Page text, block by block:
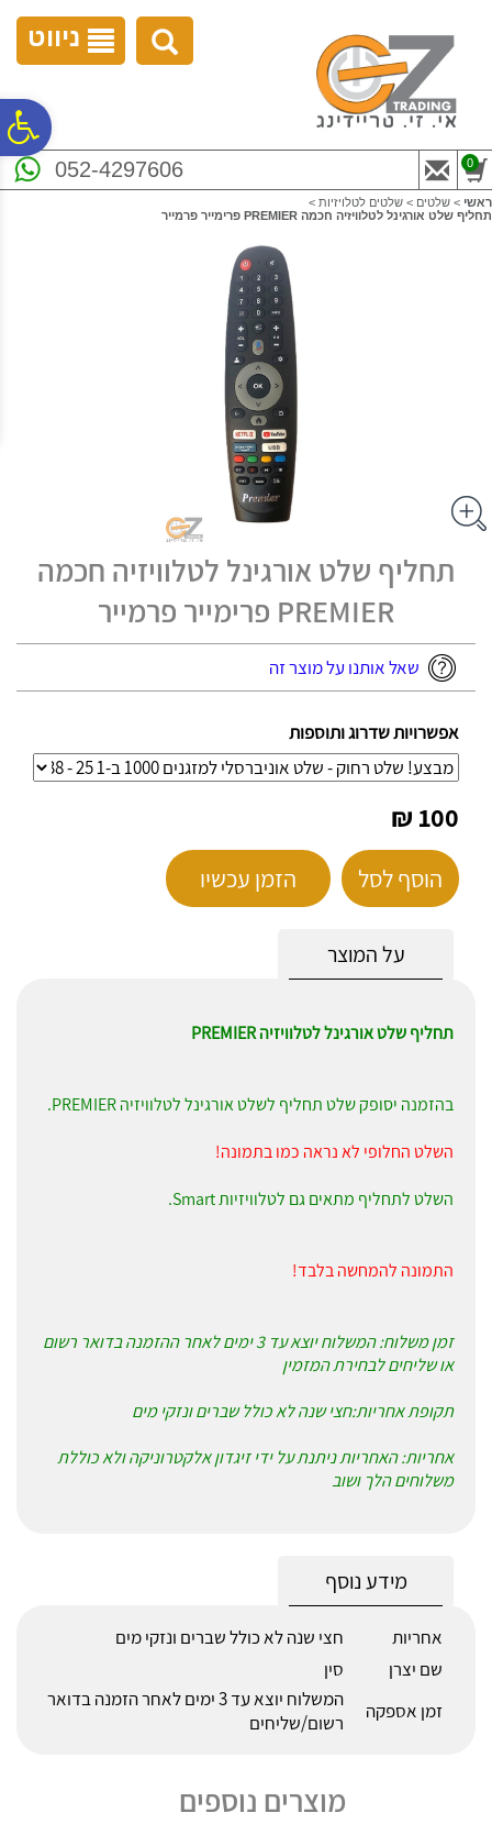
נגישות
ניווט
052-4297606 0
ראשי > שלטים > שלטים לטלויזיות >
תחליף שלט אורגינל לטלוויזיה חכמה PREMIER פרימייר פרמייר
תחליף שלט אורגינל לטלוויזיה חכמה
PREMIER פרימייר פרמייר
שאל אותנו על מוצר זה
אפשרויות שדרוג ותוספות
100 ₪
הוסף לסל הזמן עכשיו
על המוצר
תחליף שלט אורגינל לטלוויזיה PREMIER
בהזמנה יסופק שלט תחליף לשלט אורגינל לטלוויזיה PREMIER.
השלט החלופי לא נראה כמו בתמונה!
השלט לתחליף מתאים גם לטלוויזיות Smart.
התמונה להמחשה בלבד!
זמן משלוח: המשלוח יוצא עד 3 ימים לאחר ההזמנה בדואר רשום
או שליחים לבחירת המזמין
תקופת אחריות:חצי שנה לא כולל שברים ונזקי מים
אחריות: האחריות ניתנת על ידי זיגדון אלקטרוניקה ולא כוללת
משלוחים הלך ושוב
מידע נוסף
אחריות
חצי שנה לא כולל שברים ונזקי מים
שם יצרן
סין
זמן אספקה
המשלוח יוצא עד 3 ימים לאחר הזמנה בדואר
רשום/שליחים
מוצרים נוספים